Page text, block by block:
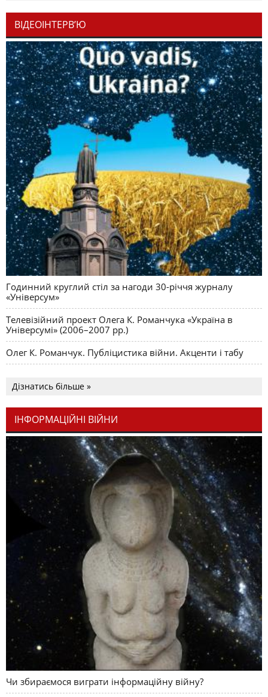
ВІДЕОІНТЕРВ’Ю
Годинний круглий стіл за нагоди 30-річчя журналу
«Універсум»
Телевізійний проект Олега К. Романчука «Україна в
Універсумі» (2006–2007 рр.)
Олег К. Романчук. Публіцистика війни. Акценти і табу
Дізнатись більше »
ІНФОРМАЦІЙНІ ВІЙНИ
Чи збираємося виграти інформаційну війну?